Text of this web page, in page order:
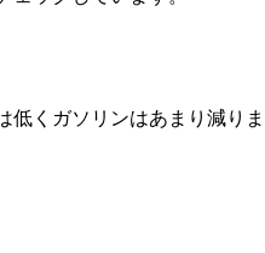
低くガソリンはあまり減りま